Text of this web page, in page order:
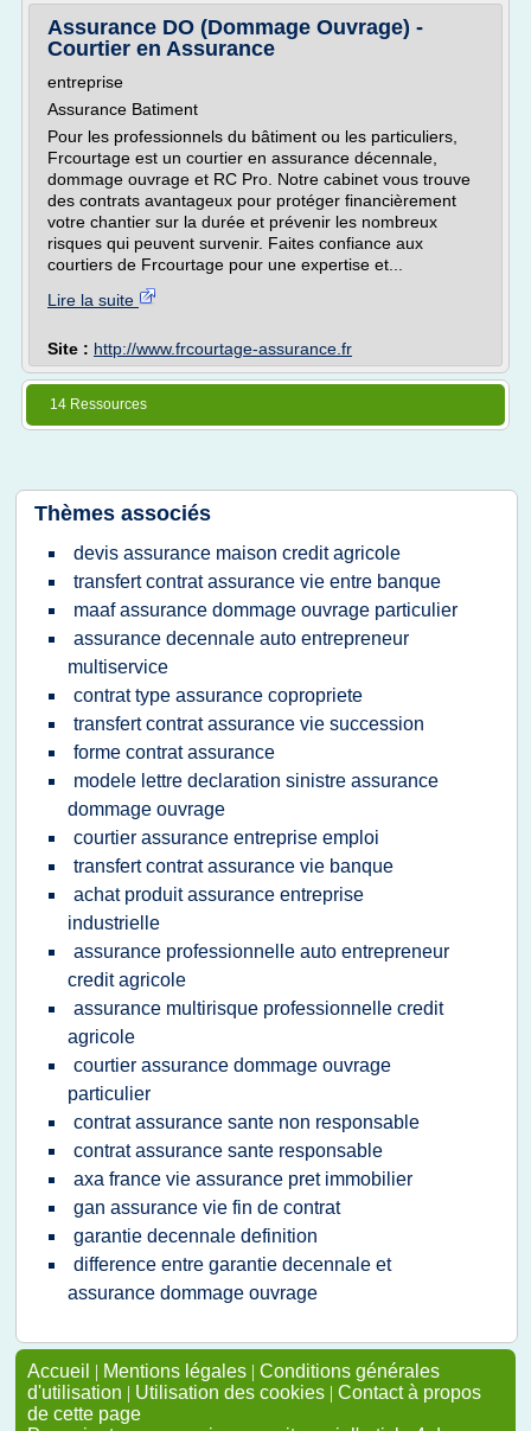
Assurance DO (Dommage Ouvrage) -
Courtier en Assurance
entreprise
Assurance Batiment
Pour les professionnels du bâtiment ou les particuliers,
Frcourtage est un courtier en assurance décennale,
dommage ouvrage et RC Pro. Notre cabinet vous trouve
des contrats avantageux pour protéger financièrement
votre chantier sur la durée et prévenir les nombreux
risques qui peuvent survenir. Faites confiance aux
courtiers de Frcourtage pour une expertise et...
Lire la suite
Site : http://www.frcourtage-assurance.fr
14 Ressources
Thèmes associés
devis assurance maison credit agricole
transfert contrat assurance vie entre banque
maaf assurance dommage ouvrage particulier
assurance decennale auto entrepreneur
multiservice
contrat type assurance copropriete
transfert contrat assurance vie succession
forme contrat assurance
modele lettre declaration sinistre assurance
dommage ouvrage
courtier assurance entreprise emploi
transfert contrat assurance vie banque
achat produit assurance entreprise
industrielle
assurance professionnelle auto entrepreneur
credit agricole
assurance multirisque professionnelle credit
agricole
courtier assurance dommage ouvrage
particulier
contrat assurance sante non responsable
contrat assurance sante responsable
axa france vie assurance pret immobilier
gan assurance vie fin de contrat
garantie decennale definition
difference entre garantie decennale et
assurance dommage ouvrage
Accueil | Mentions légales | Conditions générales
d'utilisation | Utilisation des cookies | Contact à propos
de cette page